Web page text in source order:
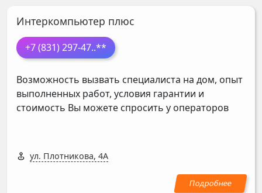
Интеркомпьютер плюс
+7 (831) 297-47..**
Возможность вызвать специалиста на дом, опыт
выполненных работ, условия гарантии и
стоимость Вы можете спросить у операторов
ул. Плотникова, 4А